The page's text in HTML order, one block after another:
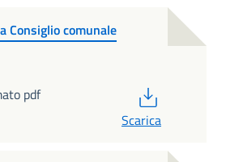
Consiglio comunale
pdf
Scarica